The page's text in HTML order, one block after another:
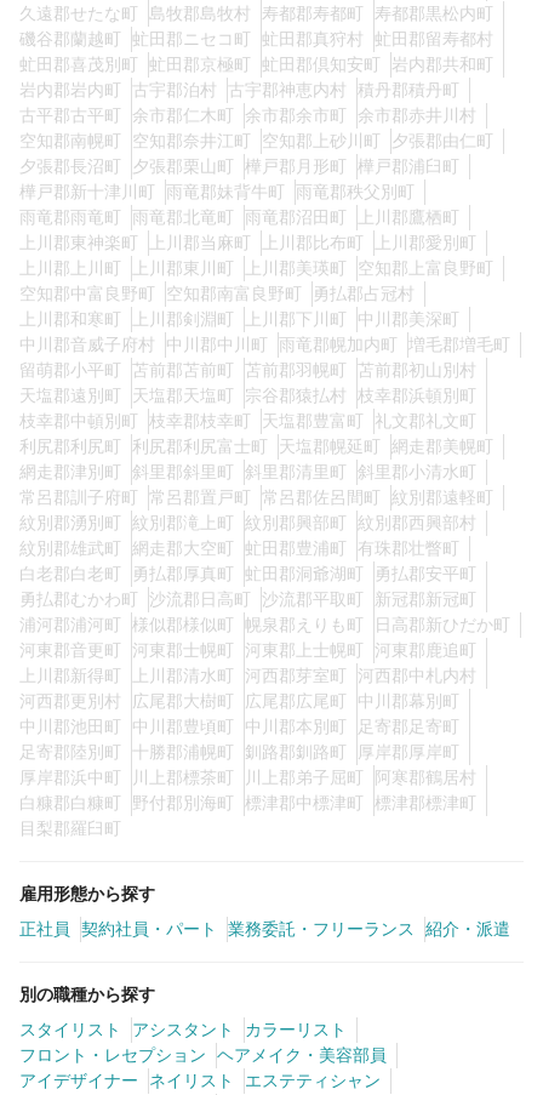
久遠郡せたな町
島牧郡島牧村 寿都郡寿都町
寿都郡黒松内町
磯谷郡蘭越町
虻田郡ニセコ町 虻田郡真狩村
虻田郡留寿都村
虻田郡喜茂別町
虻田郡京極町 虻田郡倶知安町
岩内郡共和町
岩内郡岩内町
古宇郡泊村 古宇郡神恵内村
積丹郡積丹町
古平郡古平町
余市郡仁木町 余市郡余市町
余市郡赤井川村
空知郡南幌町
空知郡奈井江町 空知郡上砂川町
夕張郡由仁町
夕張郡長沼町
夕張郡栗山町 樺戸郡月形町
樺戸郡浦臼町
樺戸郡新十津川町
雨竜郡妹背牛町
雨竜郡秩父別町
雨竜郡雨竜町
雨竜郡北竜町 雨竜郡沼田町
上川郡鷹栖町
上川郡東神楽町
上川郡当麻町 上川郡比布町
上川郡愛別町
上川郡上川町
上川郡東川町 上川郡美瑛町
空知郡上富良野町
空知郡中富良野町
空知郡南富良野町
勇払郡占冠村
上川郡和寒町
上川郡剣淵町 上川郡下川町
中川郡美深町
中川郡音威子府村
中川郡中川町 雨竜郡幌加内町
増毛郡増毛町
留萌郡小平町
苫前郡苫前町 苫前郡羽幌町
苫前郡初山別村
天塩郡遠別町
天塩郡天塩町 宗谷郡猿払村
枝幸郡浜頓別町
枝幸郡中頓別町
枝幸郡枝幸町 天塩郡豊富町
礼文郡礼文町
利尻郡利尻町
利尻郡利尻富士町 天塩郡幌延町
網走郡美幌町
網走郡津別町
斜里郡斜里町 斜里郡清里町
斜里郡小清水町
常呂郡訓子府町
常呂郡置戸町 常呂郡佐呂間町
紋別郡遠軽町
紋別郡湧別町
紋別郡滝上町 紋別郡興部町
紋別郡西興部村
紋別郡雄武町
網走郡大空町 虻田郡豊浦町
有珠郡壮瞥町
白老郡白老町
勇払郡厚真町 虻田郡洞爺湖町
勇払郡安平町
勇払郡むかわ町
沙流郡日高町 沙流郡平取町
新冠郡新冠町
浦河郡浦河町
様似郡様似町 幌泉郡えりも町
日高郡新ひだか町
河東郡音更町
河東郡士幌町 河東郡上士幌町
河東郡鹿追町
上川郡新得町
上川郡清水町 河西郡芽室町
河西郡中札内村
河西郡更別村
広尾郡大樹町 広尾郡広尾町
中川郡幕別町
中川郡池田町
中川郡豊頃町 中川郡本別町
足寄郡足寄町
足寄郡陸別町
十勝郡浦幌町 釧路郡釧路町
厚岸郡厚岸町
厚岸郡浜中町
川上郡標茶町 川上郡弟子屈町
阿寒郡鶴居村
白糠郡白糠町
野付郡別海町 標津郡中標津町
標津郡標津町
目梨郡羅臼町
雇用形態から探す
正社員
契約社員・パート 業務委託・フリーランス 紹介・派遣
別の職種から探す
スタイリスト
アシスタント
カラーリスト
フロント・レセプション
ヘアメイク・美容部員
アイデザイナー
ネイリスト
エステティシャン